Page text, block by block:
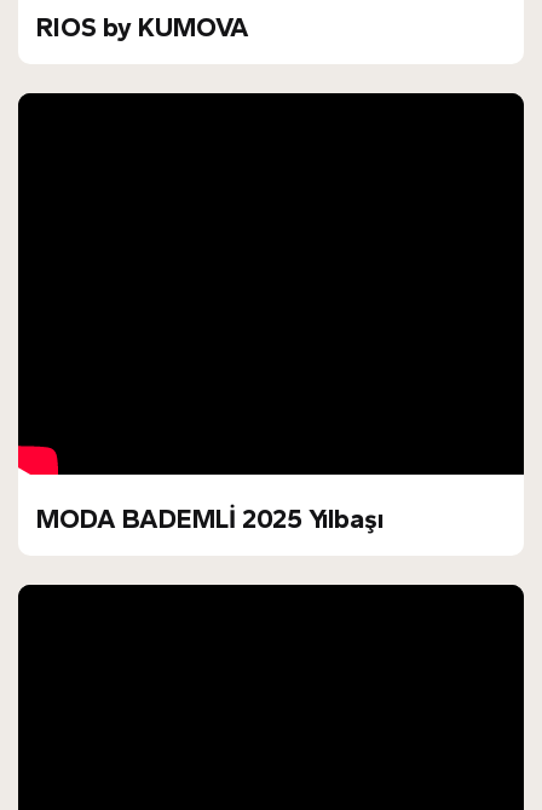
RIOS by KUMOVA
MODA BADEMLİ 2025 Yılbaşı